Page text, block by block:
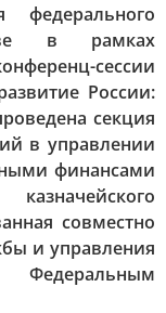
в рамках
сессии
России:
секция
в управлении
финансами
совместно
и управления